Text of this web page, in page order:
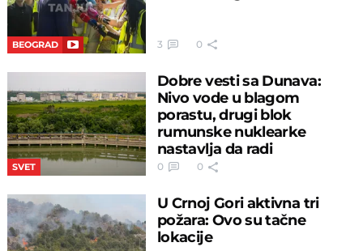
BEOGRAD 3 0
SVET
Dobre vesti sa Dunava:
Nivo vode u blagom
porastu, drugi blok
rumunske nuklearke
nastavlja da radi
0 0
U Crnoj Gori aktivna tri
požara: Ovo su tačne
lokacije